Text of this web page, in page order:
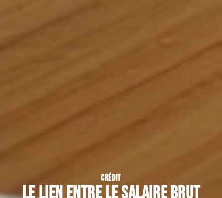
CRÉDIT
Le lien entre le salaire brut